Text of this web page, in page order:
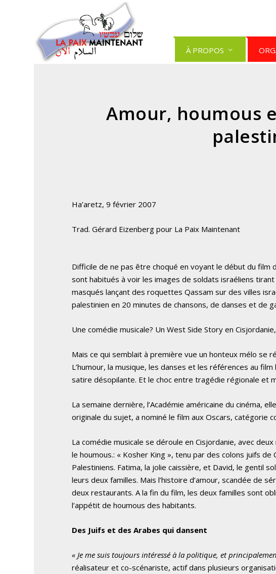
À PROPOS
Amour, houmous
Ha’aretz, 9 février 2007
Trad. Gérard Eizenberg pour La Paix Maintenant
Difficile de ne pas être choqué en voyant le début du film
sont habitués à voir les images de soldats israéliens
masqués lançant des roquettes Qassam sur des villes
palestinien en 20 minutes de chansons, de danses et de
Une comédie musicale? Un West Side Story en
Mais ce qui semblait à première vue un honteux mélo se
L’humour, la musique, les danses et les références au
satire désopilante. Et le choc entre tragédie régionale et
La semaine dernière, l’Académie américaine du cinéma,
originale du sujet, a nominé le film aux Oscars, catégorie
La comédie musicale se déroule en Cisjordanie, avec
le houmous.: « Kosher King », tenu par des colons juifs
Palestiniens. Fatima, la jolie caissière, et David, le gentil
leurs deux familles. Mais l’histoire d’amour, scandée de
deux restaurants. A la fin du film, les deux familles sont
l’appétit de houmous des habitants.
Des Juifs et des Arabes qui dansent
« Je me suis toujours intéressé à la politique, et
réalisateur et co-scénariste, actif dans plusieurs